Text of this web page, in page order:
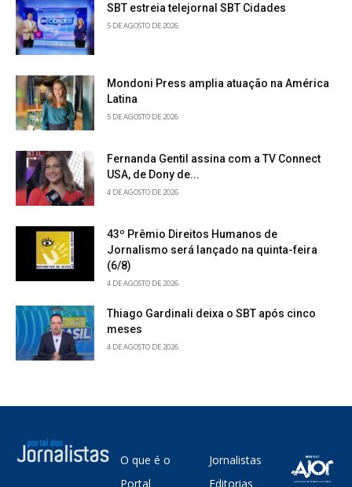
SBT estreia telejornal SBT Cidades
5 DE AGOSTO DE 2026
Mondoni Press amplia atuação na América
Latina
5 DE AGOSTO DE 2026
Fernanda Gentil assina com a TV Connect
USA, de Dony de...
4 DE AGOSTO DE 2026
43º Prêmio Direitos Humanos de
Jornalismo será lançado na quinta-feira
(6/8)
4 DE AGOSTO DE 2026
Thiago Gardinali deixa o SBT após cinco
meses
4 DE AGOSTO DE 2026
O que é o
Portal
Jornalistas
Editorias